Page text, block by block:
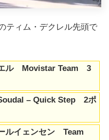
ティム・デクレル先頭で
エル Movistar Team 3
– Quick Step 2ポ
ルイェンセン Team